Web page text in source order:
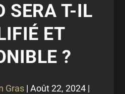
SERA T-IL
ET
?
Gras | Août 22, 2024 |